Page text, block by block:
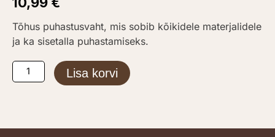
Tõhus puhastusvaht, mis sobib kõikidele materjalidele
ja ka sisetalla puhastamiseks.
Carbon
puhastusvaht
Lisa korvi